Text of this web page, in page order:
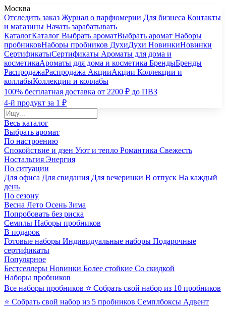
Москва
Отследить заказ Журнал о парфюмерии Для бизнеса Контакты
и магазины Начать зарабатывать
КаталогКаталог Выбрать ароматВыбрать аромат Наборы
пробниковНаборы пробников ДухиДухи НовинкиНовинки
СертификатыСертификаты Ароматы для дома и
косметикаАроматы для дома и косметика БрендыБренды
РаспродажаРаспродажа АкцииАкции Коллекции и
коллабыКоллекции и коллабы
100% бесплатная доставка от 2200 ₽ до ПВЗ
4-й продукт за 1 ₽
Весь каталог
Выбрать аромат
По настроению
Спокойствие и дзен Уют и тепло Романтика Свежесть
Ностальгия Энергия
По ситуации
Для офиса Для свидания Для вечеринки В отпуск На каждый
день
По сезону
Весна Лето Осень Зима
Попробовать без риска
Семплы Наборы пробников
В подарок
Готовые наборы Индивидуальные наборы Подарочные
сертификаты
Популярное
Бестселлеры Новинки Более стойкие Со скидкой
Наборы пробников
Все наборы пробников ⭐ Собрать свой набор из 10 пробников
⭐ Собрать свой набор из 5 пробников Семплбоксы Адвент